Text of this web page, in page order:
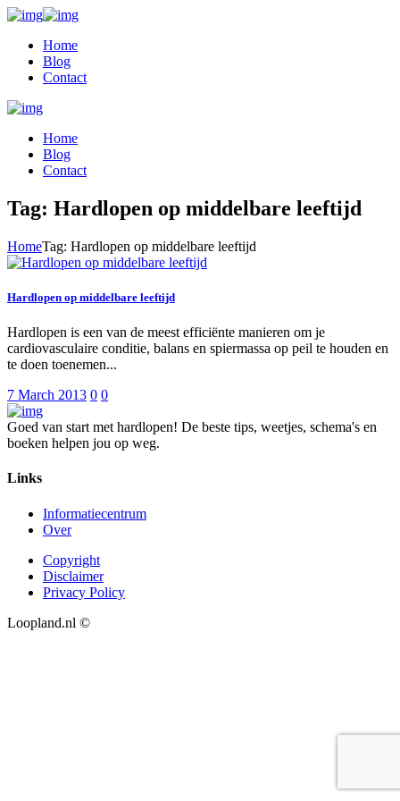
Home
Blog
Contact
Home
Blog
Contact
Tag: Hardlopen op middelbare leeftijd
HomeTag: Hardlopen op middelbare leeftijd
Hardlopen op middelbare leeftijd
Hardlopen is een van de meest efficiënte manieren om je
cardiovasculaire conditie, balans en spiermassa op peil te houden en
te doen toenemen...
7 March 2013 0 0
Goed van start met hardlopen! De beste tips, weetjes, schema's en
boeken helpen jou op weg.
Links
Informatiecentrum
Over
Copyright
Disclaimer
Privacy Policy
Loopland.nl ©